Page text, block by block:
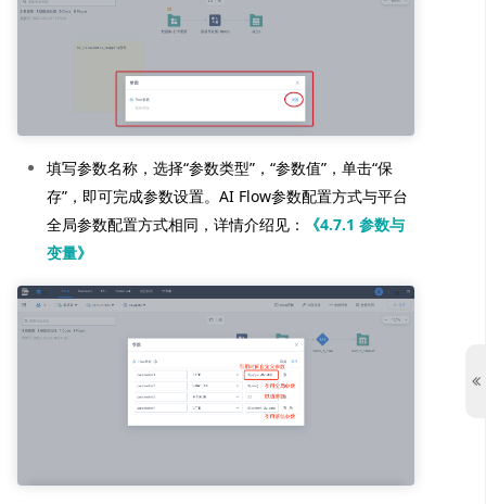
填写参数名称，选择“参数类型”，“参数值”，单击“保
存”，即可完成参数设置。AI Flow参数配置方式与平台
全局参数配置方式相同，详情介绍见：
《4.7.1 参数与
变量》